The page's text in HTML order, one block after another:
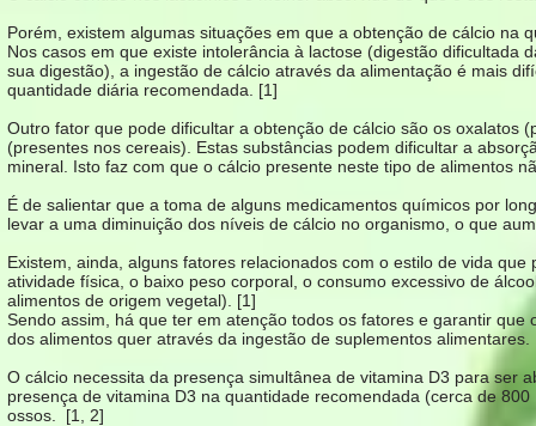
Porém, existem algumas situações em que a obtenção de cálcio na
Nos casos em que existe intolerância à lactose (digestão
sua digestão), a ingestão de cálcio através da alimentação é mais
quantidade diária recomendada. [1]
Outro fator que pode dificultar a obtenção de cálcio são os oxalatos
(presentes nos cereais). Estas substâncias podem dificultar a
mineral. Isto faz com que o cálcio presente neste tipo de alimentos
É de salientar que a toma de alguns medicamentos químicos por
levar a uma diminuição dos níveis de cálcio no organismo, o que
Existem, ainda, alguns fatores relacionados com o estilo de vida
atividade física, o baixo peso corporal, o consumo excessivo de
alimentos de origem vegetal). [1]
Sendo assim, há que ter em atenção todos os fatores e garantir
dos alimentos quer através da ingestão de suplementos alimentares.
O cálcio necessita da presença simultânea de vitamina D3 para ser
presença de vitamina D3 na quantidade recomendada (cerca de
ossos. [1, 2]